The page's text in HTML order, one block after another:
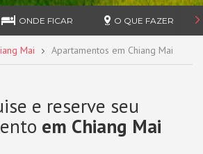
ONDE FICAR O QUE FAZER
Mai Apartamentos em Chiang Mai
e reserve seu
em Chiang Mai